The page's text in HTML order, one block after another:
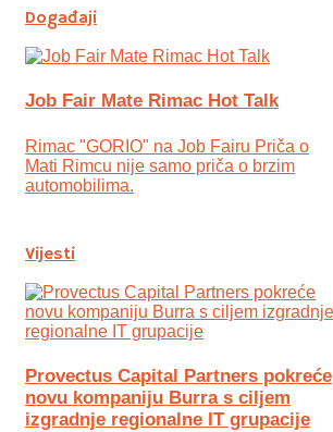
Događaji
Job Fair Mate Rimac Hot Talk
Rimac "GORIO" na Job Fairu Priča o
Mati Rimcu nije samo priča o brzim
automobilima.
Vijesti
Provectus Capital Partners pokreće
novu kompaniju Burra s ciljem
izgradnje regionalne IT grupacije